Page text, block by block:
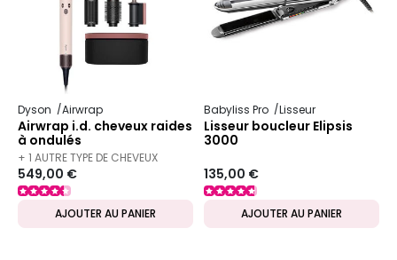
Dyson Airwrap
Airwrap i.d. cheveux raides
à ondulés
+ 1 AUTRE TYPE DE CHEVEUX
DISPONIBLE
549,00 €
AJOUTER AU PANIER
Babyliss Pro Lisseur
Lisseur boucleur Elipsis
3000
135,00 €
AJOUTER AU PANIER